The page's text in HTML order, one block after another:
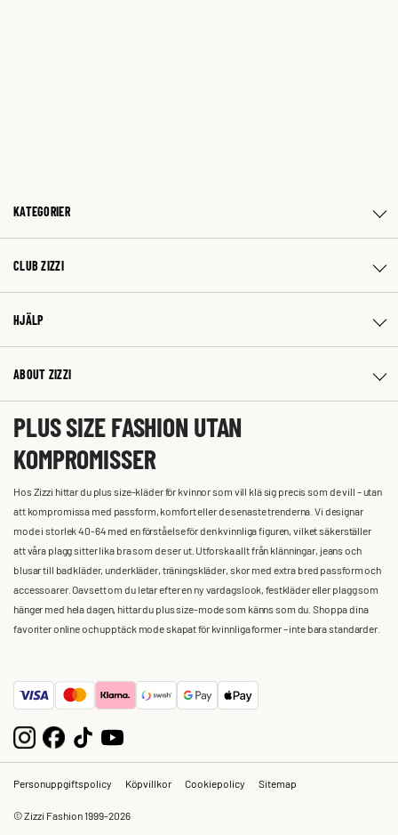
KATEGORIER
CLUB ZIZZI
HJÄLP
ABOUT ZIZZI
PLUS SIZE FASHION UTAN
KOMPROMISSER
Hos Zizzi hittar du plus size-kläder för kvinnor som vill klä sig precis som de vill – utan
att kompromissa med passform, komfort eller de senaste trenderna. Vi designar
mode i storlek 40-64 med en förståelse för den kvinnliga figuren, vilket säkerställer
att våra plagg sitter lika bra som de ser ut. Utforska allt från klänningar, jeans och
blusar till badkläder, underkläder, träningskläder, skor med extra bred passform och
accessoarer. Oavsett om du letar efter en ny vardagslook, festkläder eller plagg som
hänger med hela dagen, hittar du plus size-mode som känns som du. Shoppa dina
favoriter online och upptäck mode skapat för kvinnliga former – inte bara standarder.
Personuppgiftspolicy Köpvillkor Cookiepolicy Sitemap
© Zizzi Fashion 1999-2026